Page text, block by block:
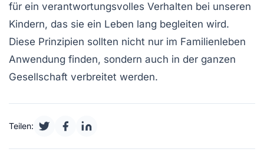
für ein verantwortungsvolles Verhalten bei unseren
Kindern, das sie ein Leben lang begleiten wird.
Diese Prinzipien sollten nicht nur im Familienleben
Anwendung finden, sondern auch in der ganzen
Gesellschaft verbreitet werden.
Teilen: